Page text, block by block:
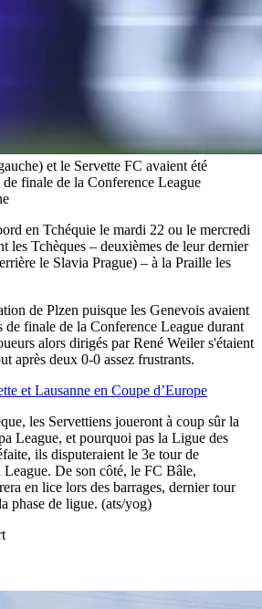
et le Servette FC avaient été
finale de la Conference League
en Tchéquie le mardi 22 ou le mercredi
les Tchèques – deuxièmes de leur dernier
le Slavia Prague) – à la Praille les
de Plzen puisque les Genevois avaient
de finale de la Conference League durant
alors dirigés par René Weiler s'étaient
après deux 0-0 assez frustrants.
et Lausanne en Coupe d’Europe
les Servettiens joueront à coup sûr la
League, et pourquoi pas la Ligue des
ils disputeraient le 3e tour de
De son côté, le FC Bâle,
en lice lors des barrages, dernier tour
phase de ligue. (ats/yog)